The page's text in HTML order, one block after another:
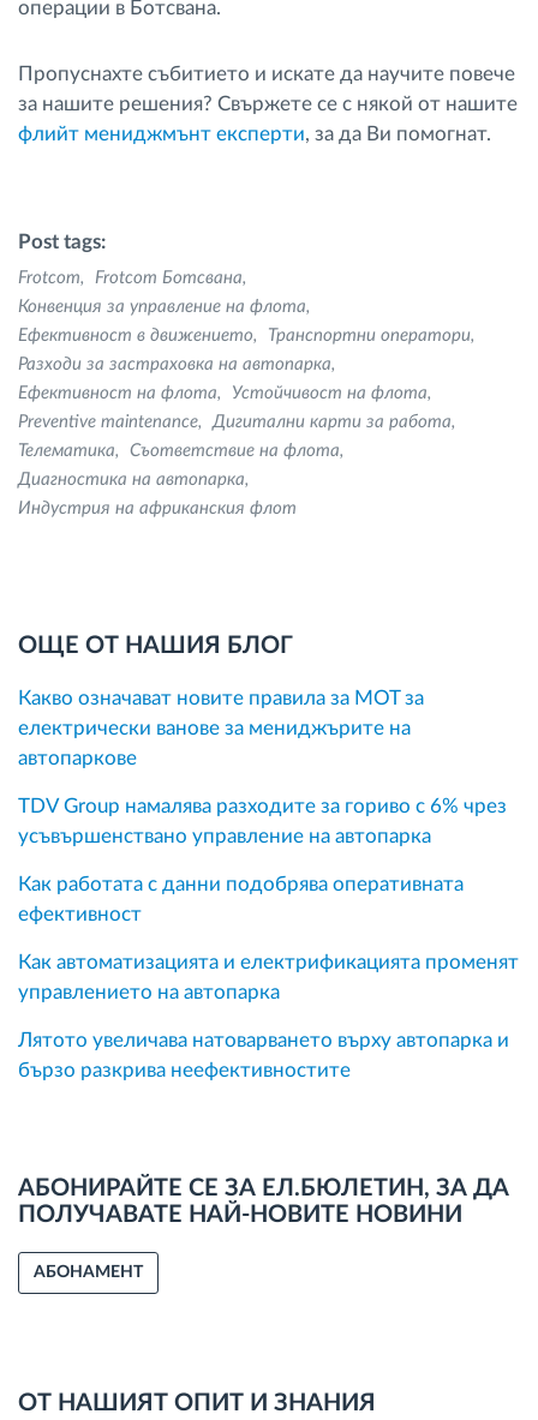
операции в Ботсвана.
Пропуснахте събитието и искате да научите повече
за нашите решения? Свържете се с някой от нашите
флийт мениджмънт експерти, за да Ви помогнат.
Post tags:
Frotcom
Frotcom Ботсвана
Конвенция за управление на флота
Ефективност в движението
Транспортни оператори
Разходи за застраховка на автопарка
Ефективност на флота
Устойчивост на флота
Preventive maintenance
Дигитални карти за работа
Телематика
Съответствие на флота
Диагностика на автопарка
Индустрия на африканския флот
ОЩЕ ОТ НАШИЯ БЛОГ
Какво означават новите правила за MOT за
електрически ванове за мениджърите на
автопаркове
TDV Group намалява разходите за гориво с 6% чрез
усъвършенствано управление на автопарка
Как работата с данни подобрява оперативната
ефективност
Как автоматизацията и електрификацията променят
управлението на автопарка
Лятото увеличава натоварването върху автопарка и
бързо разкрива неефективностите
АБОНИРАЙТЕ СЕ ЗА ЕЛ.БЮЛЕТИН, ЗА ДА
ПОЛУЧАВАТЕ НАЙ-НОВИТЕ НОВИНИ
АБОНАМЕНТ
ОТ НАШИЯТ ОПИТ И ЗНАНИЯ